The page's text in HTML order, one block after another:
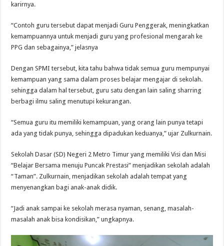
karirnya.
“Contoh guru tersebut dapat menjadi Guru Penggerak, meningkatkan
kemampuannya untuk menjadi guru yang profesional mengarah ke
PPG dan sebagainya,” jelasnya
Dengan SPMI tersebut, kita tahu bahwa tidak semua guru mempunyai
kemampuan yang sama dalam proses belajar mengajar di sekolah.
sehingga dalam hal tersebut, guru satu dengan lain saling sharring
berbagi ilmu saling menutupi kekurangan.
“Semua guru itu memiliki kemampuan, yang orang lain punya tetapi
ada yang tidak punya, sehingga dipadukan keduanya,” ujar Zulkurnain.
Sekolah Dasar (SD) Negeri 2 Metro Timur yang memiliki Visi dan Misi
“Belajar Bersama menuju Puncak Prestasi” menjadikan sekolah adalah
“Taman”. Zulkurnain, menjadikan sekolah adalah tempat yang
menyenangkan bagi anak-anak didik.
“Jadi anak sampai ke sekolah merasa nyaman, senang, masalah-
masalah anak bisa kondisikan,” ungkapnya.